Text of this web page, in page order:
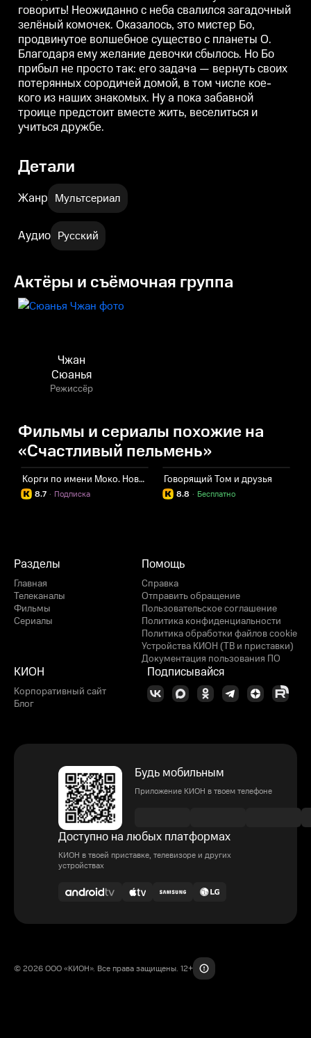
сородичей домой, в том числе
кое-кого из наших знакомых. Ну
а пока забавной троице
предстоит вместе жить,
веселиться и учиться дружбе.
сородичей домой, в том числе
кое-кого из наших знакомых. Ну
а пока забавной троице
предстоит вместе жить,
веселиться и учиться дружбе.
говорить! Неожиданно с неба свалился загадочный
зелёный комочек. Оказалось, это мистер Бо,
продвинутое волшебное существо с планеты О.
Благодаря ему желание девочки сбылось. Но Бо
прибыл не просто так: его задача — вернуть своих
потерянных сородичей домой, в том числе кое-
кого из наших знакомых. Ну а пока забавной
троице предстоит вместе жить, веселиться и
учиться дружбе.
Детали
Жанр Мультсериал
Аудио Русский
Актёры и съёмочная группа
Чжан
Сюанья
Режиссёр
Фильмы и сериалы похожие на
«Счастливый пельмень»
Корги по имени Моко. Новый питомец
8.7 Подписка
·
Говорящий Том и друзья
8.8 Бесплатно
·
Разделы
Главная
Телеканалы
Фильмы
Сериалы
Помощь
Справка
Отправить обращение
Пользовательское соглашение
Политика конфиденциальности
Политика обработки файлов cookie
Устройства КИОН (ТВ и приставки)
Документация пользования ПО
КИОН
Корпоративный сайт
Блог
Подписывайся
Будь мобильным
Приложение КИОН в твоем телефоне
Доступно на любых платформах
КИОН в твоей приставке, телевизоре и других
устройствах
© 2026 ООО «КИОН». Все права защищены. 12+